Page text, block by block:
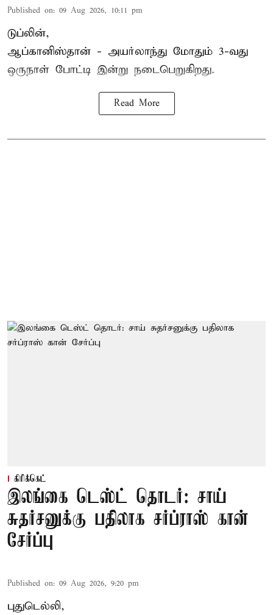
Published on: 09 Aug 2026, 10:11 pm
டுப்லின்,
ஆப்கானிஸ்தான் - அயர்லாந்து மோதும் 3-வது
ஒருநாள் போட்டி இன்று நடைபெறுகிறது.
Read More
கிரிக்கெட்
இலங்கை டெஸ்ட் தொடர்: சாய்
சுதர்சனுக்கு பதிலாக சர்ப்ராஸ் கான்
சேர்ப்பு
Published on: 09 Aug 2026, 9:20 pm
புதுடெல்லி,